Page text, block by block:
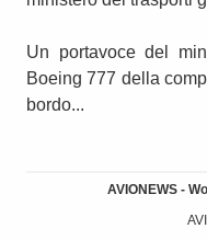
Un portavoce del
Boeing 777 della
bordo...
AVIONEWS -